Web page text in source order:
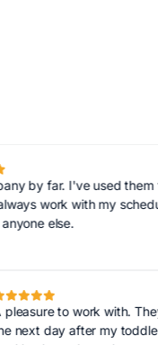
I've used them for years
with my schedule. I'll
A pleasure to work
the next day after